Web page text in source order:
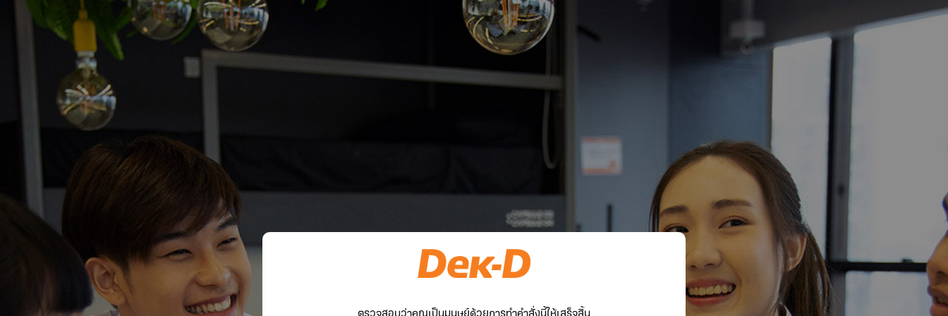
ตรวจสอบว่าคุณเป็นมนุษย์ด้วยการทำคำสั่งนี้ให้เสร็จสิ้น